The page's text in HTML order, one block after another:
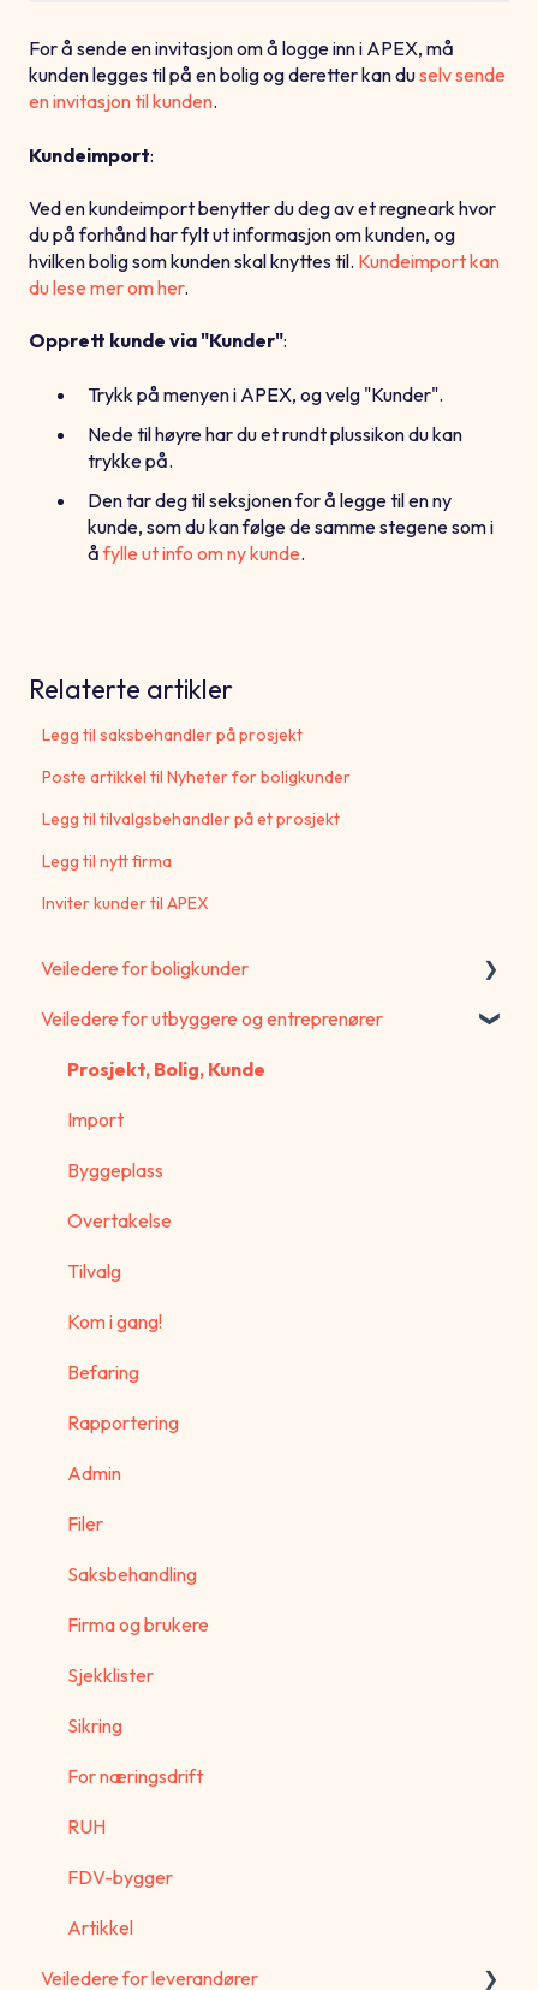
For å sende en invitasjon om å logge inn i APEX, må
kunden legges til på en bolig og deretter kan duselv sende
en invitasjon til kunden.
Kundeimport:
Ved en kundeimport benytter du deg av et regneark hvor
du på forhånd har fylt ut informasjon om kunden, og
hvilken bolig som kunden skal knyttes til. Kundeimport kan
du lese mer om her.
Opprett kunde via "Kunder":
Trykk på menyen i APEX, og velg "Kunder".
Nede til høyre har du et rundt plussikon du kan
trykke på.
Den tar deg til seksjonen for å legge til en ny
kunde, som du kan følge de samme stegene som i
åfylle ut info om ny kunde.
Relaterte artikler
Legg til saksbehandler på prosjekt
Poste artikkel til Nyheter for boligkunder
Legg til tilvalgsbehandler på et prosjekt
Legg til nytt firma
Inviter kunder til APEX
Veiledere for boligkunder
Portal for boligkunder
Webskjema
Ny boligkunde - Start her
Generelle spørsmål
Veiledere for utbyggere og entreprenører
Prosjekt, Bolig, Kunde
Import
Byggeplass
Overtakelse
Tilvalg
Kom i gang!
Befaring
Rapportering
Admin
Filer
Saksbehandling
Firma og brukere
Sjekklister
Sikring
For næringsdrift
RUH
FDV-bygger
Artikkel
Veiledere for leverandører